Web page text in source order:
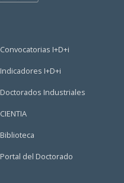
Convocatorias I+D+i
Indicadores I+D+i
Doctorados Industriales
CIENTIA
Biblioteca
Portal del Doctorado